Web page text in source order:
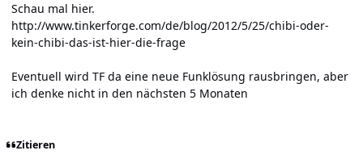
Schau mal hier.
http://www.tinkerforge.com/de/blog/2012/5/25/chibi-oder-
kein-chibi-das-ist-hier-die-frage
Eventuell wird TF da eine neue Funklösung rausbringen, aber
ich denke nicht in den nächsten 5 Monaten
Zitieren